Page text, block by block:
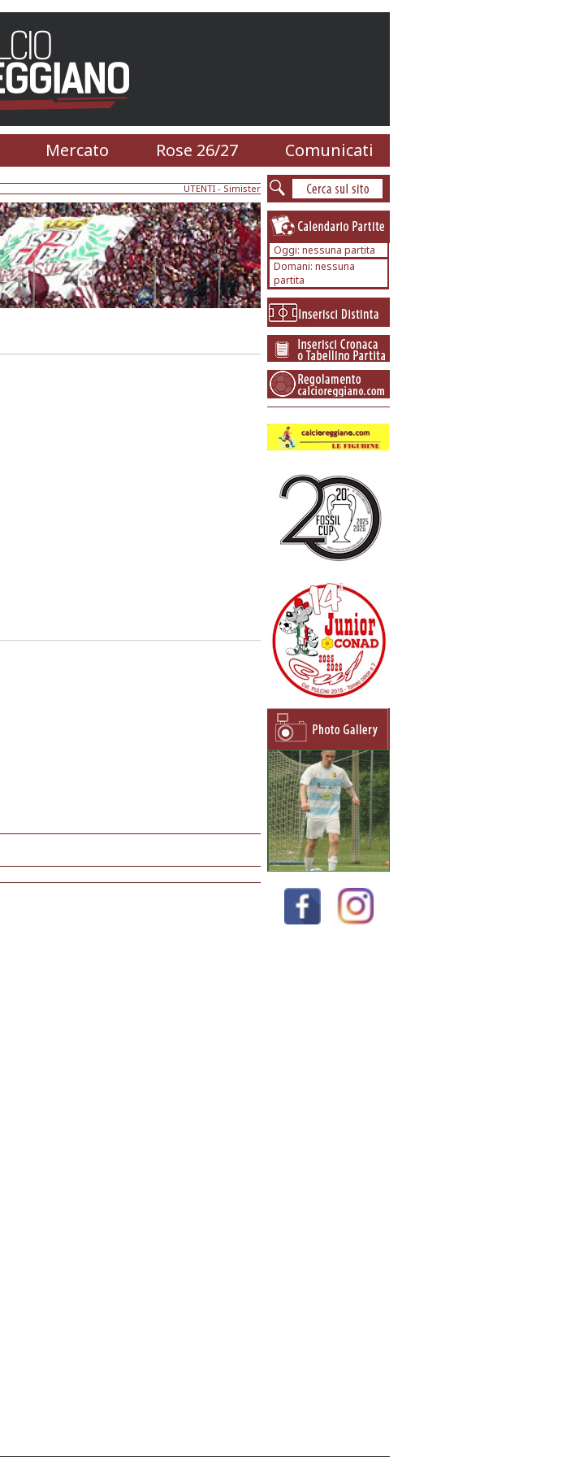
Mercato Rose 26/27 Comunicati
UTENTI - Simister
Oggi: nessuna partita
Domani: nessuna
partita